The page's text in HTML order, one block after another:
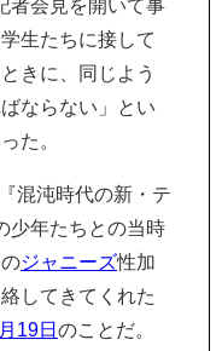
者会見を開いて事
生たちに接して
きに、同じよう
ならない」とい
た。
混沌時代の新・テ
少年たちとの当時
ジャニーズ性加
してきてくれた
19日 のことだ。